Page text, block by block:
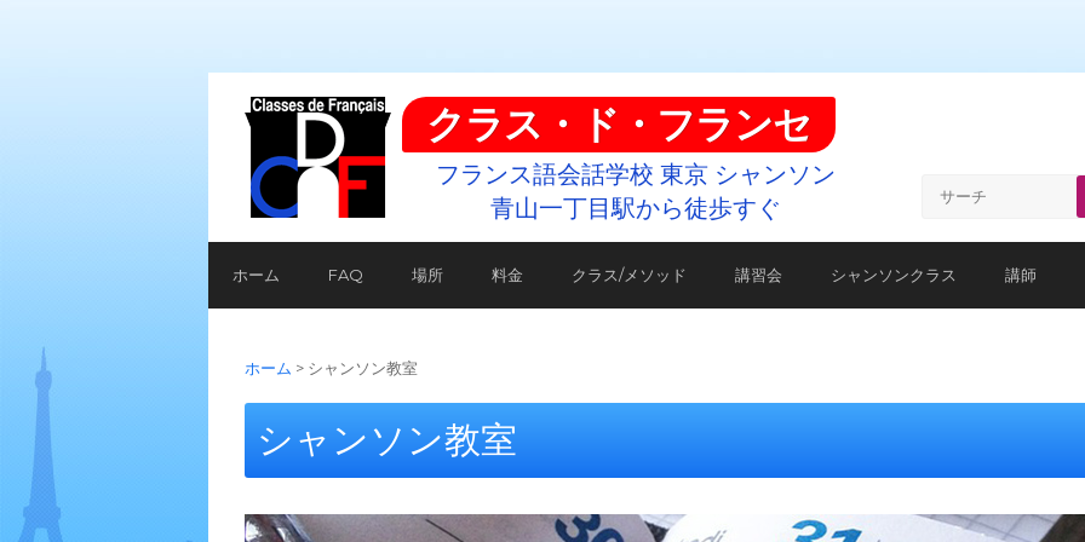
クラス・ド・フランセ
フランス語会話学校 東京 シャンソン
青山一丁目駅から徒歩すぐ
ホーム FAQ 場所 料金 クラス/メソッド 講習会 シャンソンクラス 講師
ホーム > シャンソン教室
シャンソン教室